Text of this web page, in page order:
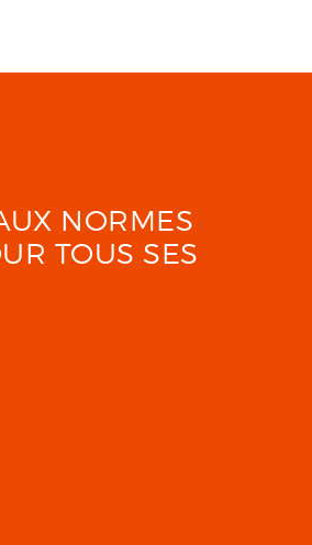
NORMES
TOUS SES